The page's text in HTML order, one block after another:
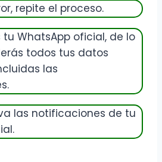
repite el proceso.
tu WhatsApp oficial, de lo
todos tus datos
las
las notificaciones de tu